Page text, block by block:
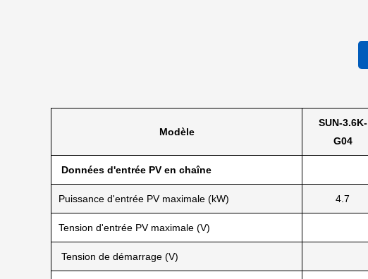
Modèle
SUN-3.6K-
G04
Données d'entrée PV en chaîne
Puissance d'entrée PV maximale (kW) 4.7
Tension d'entrée PV maximale (V)
Tension de démarrage (V)